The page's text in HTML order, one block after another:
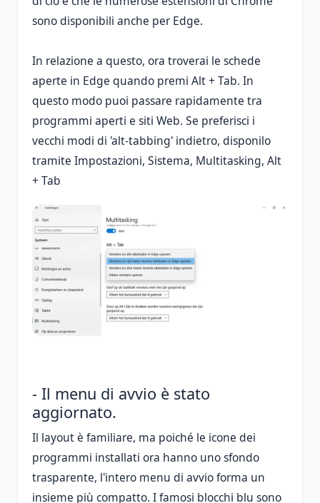
sono disponibili anche per Edge.
In relazione a questo, ora troverai le schede
aperte in Edge quando premi Alt + Tab. In
questo modo puoi passare rapidamente tra
programmi aperti e siti Web. Se preferisci i
vecchi modi di 'alt-tabbing' indietro, disponilo
tramite Impostazioni, Sistema, Multitasking, Alt
+ Tab
- Il menu di avvio è stato
aggiornato.
Il layout è familiare, ma poiché le icone dei
programmi installati ora hanno uno sfondo
trasparente, l'intero menu di avvio forma un
insieme più compatto. I famosi blocchi blu sono